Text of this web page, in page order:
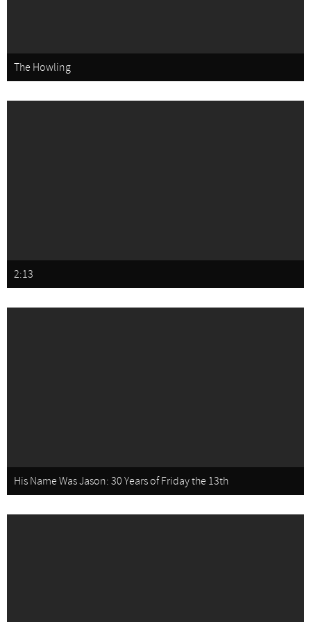
The Howling
2:13
His Name Was Jason: 30 Years of Friday the 13th